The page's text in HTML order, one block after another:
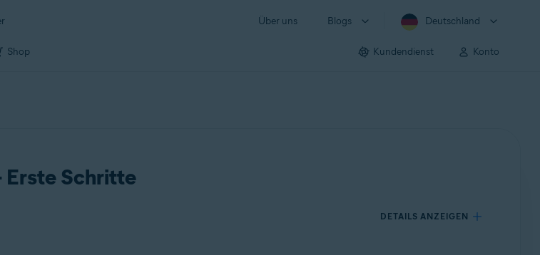
Über uns Blogs Deutschland
Shop Kundendienst Konto
Erste Schritte
DETAILS ANZEIGEN